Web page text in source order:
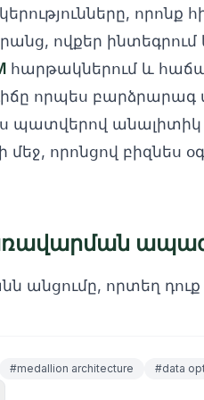
որոնք
ովքեր ինտեգրում
հարթակներում և
որպես բարձրարագ
պատվերով անալիտիկ
մեջ, որոնցով
անցումը, որտեղ դուք
#medallion architecture #data